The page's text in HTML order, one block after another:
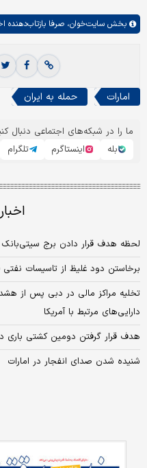
بخش سایت‌خوان، صرفا بازتاب‌دهنده
امارات حمله به ایران
ما را در شبکه‌های اجتماعی دنبال
بله
اینستاگرم تلگرام
لحظه هدف قرار دادن برج سیتی‌بانک
برخاستن دود غلیظ از تاسیسات نفتی
تخلیه مراکز مالی در دبی پس از
دارایی‌های مرتبط با آمریکا
هدف قرار گرفتن دومین کشتی باری
شنیده شدن صدای انفجار در امارات